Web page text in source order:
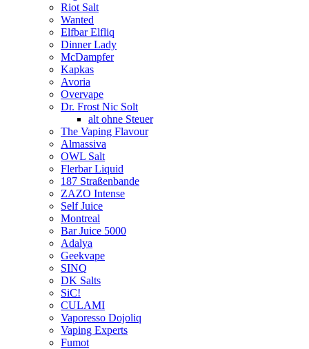
Riot Salt
Wanted
Elfbar Elfliq
Dinner Lady
McDampfer
Kapkas
Avoria
Overvape
Dr. Frost Nic Solt
alt ohne Steuer
The Vaping Flavour
Almassiva
OWL Salt
Flerbar Liquid
187 Straßenbande
ZAZO Intense
Self Juice
Montreal
Bar Juice 5000
Adalya
Geekvape
SINQ
DK Salts
SiC!
CULAMI
Vaporesso Dojoliq
Vaping Experts
Fumot